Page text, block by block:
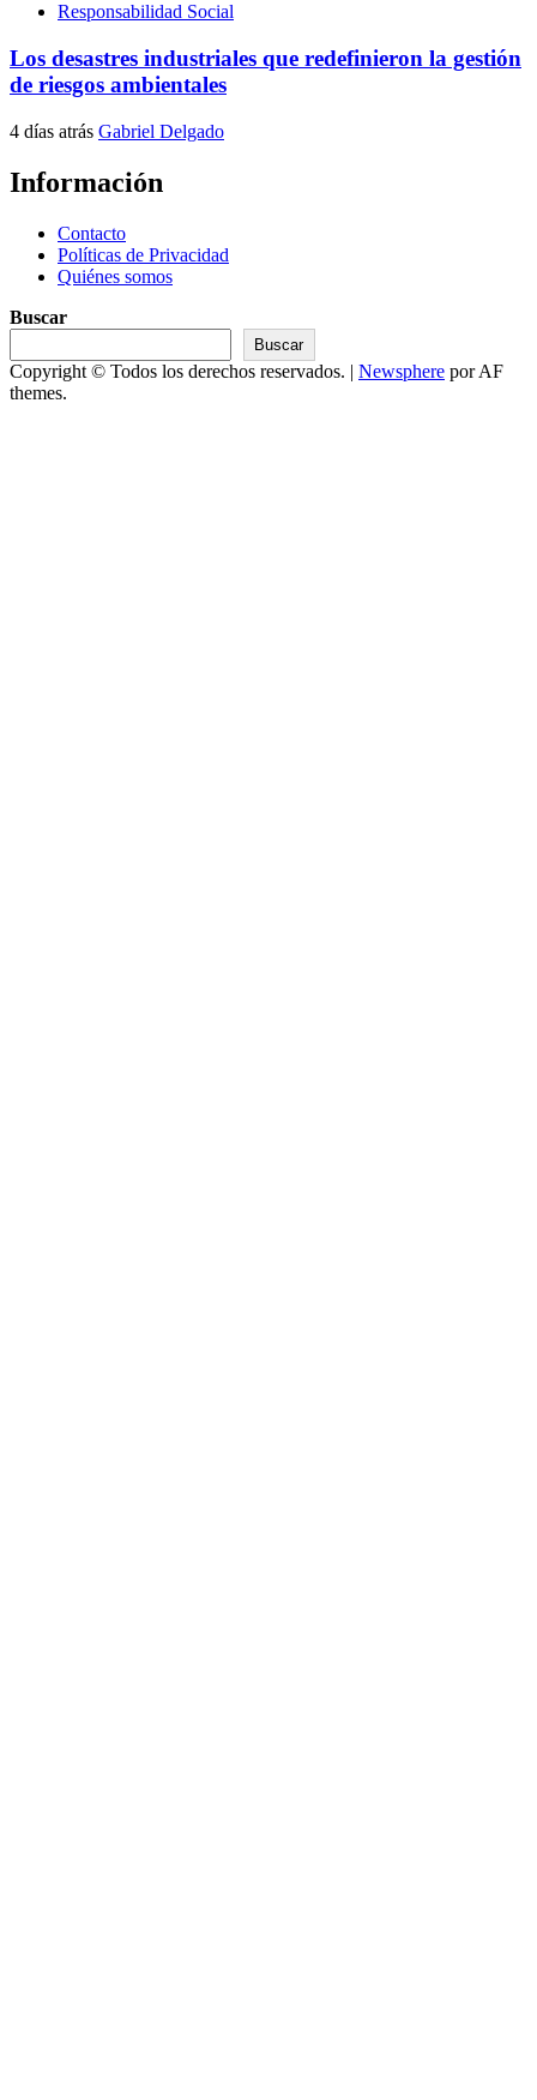
Responsabilidad Social
Los desastres industriales que redefinieron la gestión
de riesgos ambientales
4 días atrás Gabriel Delgado
Información
Contacto
Políticas de Privacidad
Quiénes somos
Buscar
Buscar
Copyright © Todos los derechos reservados. | Newsphere por AF
themes.